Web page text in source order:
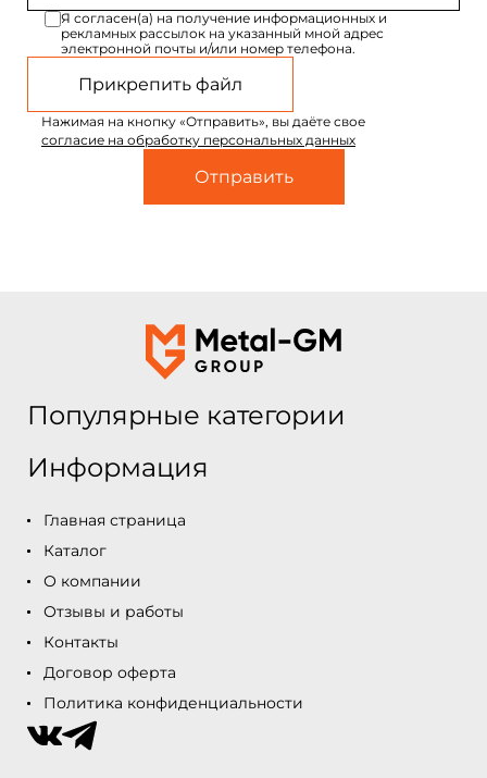
Я согласен(а) на получение информационных и
рекламных рассылок на указанный мной адрес
электронной почты и/или номер телефона.
Прикрепить файл
Нажимая на кнопку «Отправить», вы даёте свое
согласие на обработку персональных данных
Популярные категории
Информация
Главная страница
Каталог
О компании
Отзывы и работы
Контакты
Договор оферта
Политика конфиденциальности